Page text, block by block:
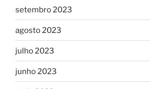
setembro 2023
agosto 2023
julho 2023
junho 2023